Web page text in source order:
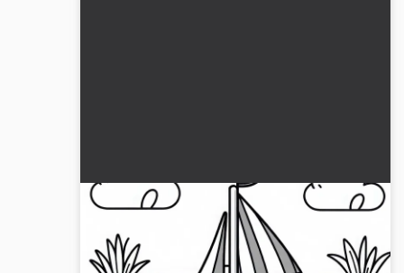
Gioco di vela per bambini galleggia sul
laghetto - Disegno da colorare
gratuito
Lascia libero sfogo alla tua creatività con il nostro